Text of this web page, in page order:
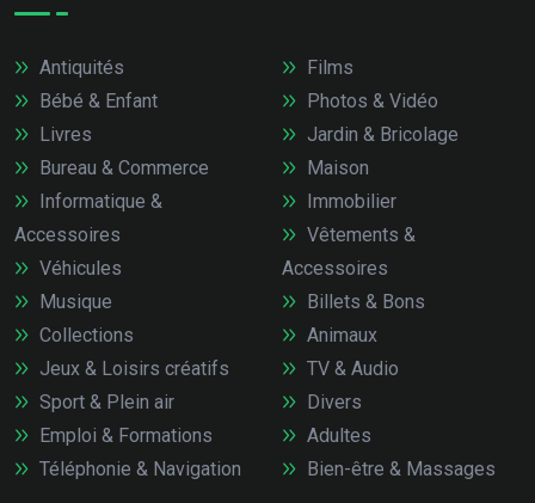
Antiquités
Bébé & Enfant
Livres
Bureau & Commerce
Informatique &
Accessoires
Véhicules
Films
Photos & Vidéo
Jardin & Bricolage
Maison
Immobilier
Vêtements &
Accessoires
Musique
Collections
Jeux & Loisirs créatifs
Sport & Plein air
Emploi & Formations
Téléphonie & Navigation
Billets & Bons
Animaux
TV & Audio
Divers
Adultes
Bien-être & Massages